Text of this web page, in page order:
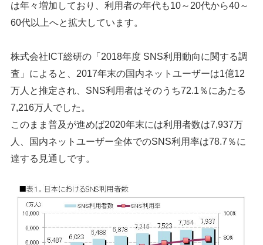
は年々増加しており、利用者の年代も10～20代から40～
60代以上へと拡大しています。
株式会社ICT総研の「2018年度 SNS利用動向に関する調
査」によると、2017年末の国内ネットユーザーは1億12
万人と推定され、SNS利用者はそのうち72.1％にあたる
7,216万人でした。
このまま普及が進めば2020年末には利用者数は7,937万
人、国内ネットユーザー全体でのSNS利用率は78.7％に
達する見通しです。